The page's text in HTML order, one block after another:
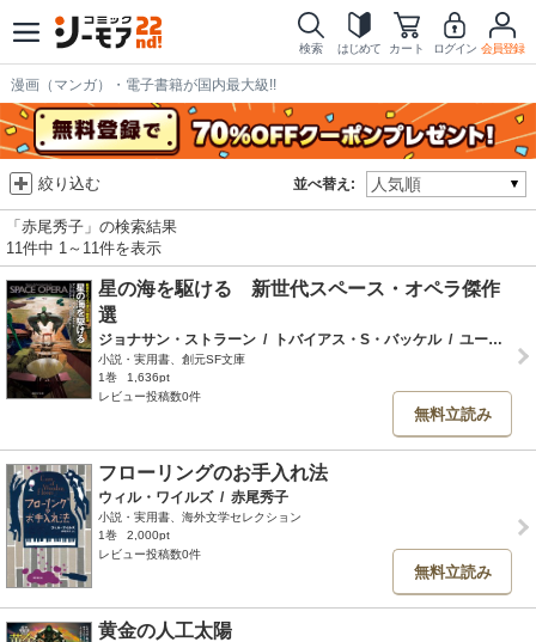
検索 はじめて カート ログイン 会員登録
漫画（マンガ）・電子書籍が国内最大級!!
並べ替え:
絞り込む
「赤尾秀子」の検索結果
11件中 1～11件を表示
星の海を駆ける 新世代スペース・オペラ傑作
選
ジョナサン・ストラーン / トバイアス・S・バッケル / ユーン・ハ・リー
小説・実用書、創元SF文庫
1巻
1,636pt
レビュー投稿数0件
無料立読み
フローリングのお手入れ法
ウィル・ワイルズ / 赤尾秀子
小説・実用書、海外文学セレクション
1巻
2,000pt
レビュー投稿数0件
無料立読み
黄金の人工太陽